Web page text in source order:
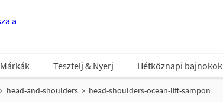
Márkák Tesztelj & Nyerj Hétköznapi bajnokok
head-and-shoulders head-shoulders-ocean-lift-sampon